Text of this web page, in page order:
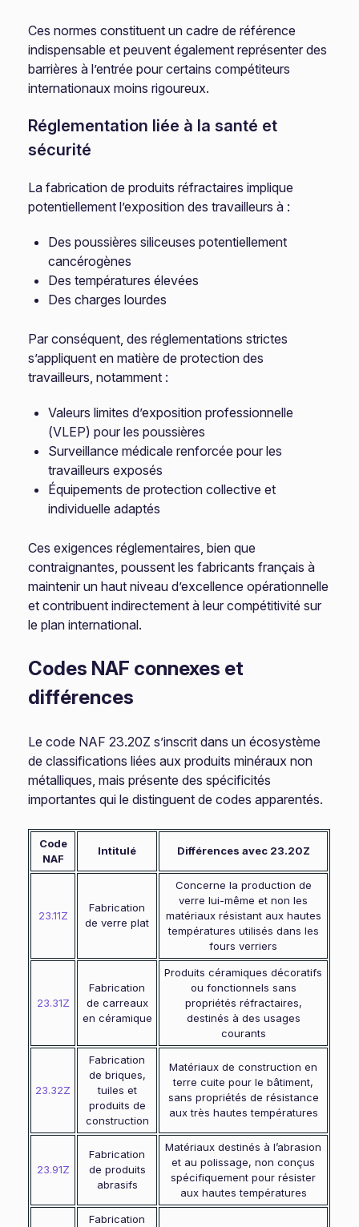
Ces normes constituent un cadre de référence
indispensable et peuvent également représenter des
barrières à l’entrée pour certains compétiteurs
internationaux moins rigoureux.
Réglementation liée à la santé et
sécurité
La fabrication de produits réfractaires implique
potentiellement l’exposition des travailleurs à :
Des poussières siliceuses potentiellement
cancérogènes
Des températures élevées
Des charges lourdes
Par conséquent, des réglementations strictes
s’appliquent en matière de protection des
travailleurs, notamment :
Valeurs limites d’exposition professionnelle
(VLEP) pour les poussières
Surveillance médicale renforcée pour les
travailleurs exposés
Équipements de protection collective et
individuelle adaptés
Ces exigences réglementaires, bien que
contraignantes, poussent les fabricants français à
maintenir un haut niveau d’excellence opérationnelle
et contribuent indirectement à leur compétitivité sur
le plan international.
Codes NAF connexes et
différences
Le code NAF 23.20Z s’inscrit dans un écosystème
de classifications liées aux produits minéraux non
métalliques, mais présente des spécificités
importantes qui le distinguent de codes apparentés.
Code
NAF
Intitulé Différences avec 23.20Z
23.11Z
Fabrication
de verre plat
Concerne la production de
verre lui-même et non les
matériaux résistant aux hautes
températures utilisés dans les
fours verriers
23.31Z
Fabrication
de carreaux
en céramique
Produits céramiques décoratifs
ou fonctionnels sans
propriétés réfractaires,
destinés à des usages
courants
23.32Z
Fabrication
de briques,
tuiles et
produits de
construction
Matériaux de construction en
terre cuite pour le bâtiment,
sans propriétés de résistance
aux très hautes températures
23.91Z
Fabrication
de produits
abrasifs
Matériaux destinés à l’abrasion
et au polissage, non conçus
spécifiquement pour résister
aux hautes températures
Fabrication